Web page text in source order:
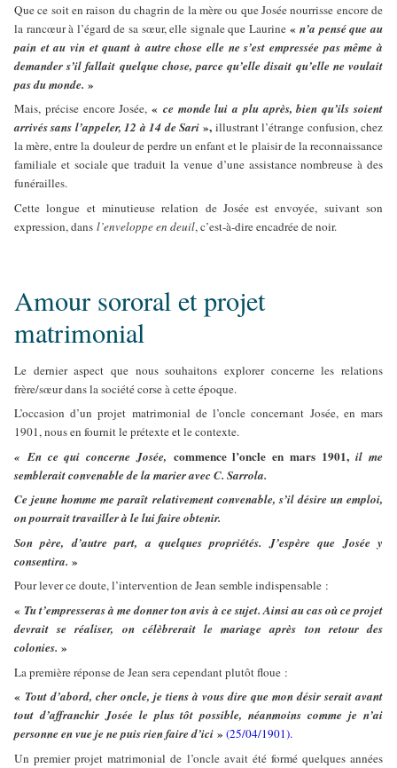
Que ce soit en raison du chagrin de la mère ou que Josée nourrisse encore de
la rancœur à l’égard de sa sœur, elle signale que Laurine «n’a pensé que au
pain et au vin et quant à autre chose elle ne s’est empressée pas même à
demander s’il fallait quelque chose, parce qu’elle disait qu’elle ne voulait
pas du monde. »
Mais, précise encore Josée,« ce monde lui a plu après, bien qu’ils soient
arrivés sans l’appeler, 12 à 14 de Sari», illustrant l’étrange confusion, chez
la mère, entre la douleur de perdre un enfant et le plaisir de la reconnaissance
familiale et sociale que traduit la venue d’une assistance nombreuse à des
funérailles.
Cette longue et minutieuse relation de Josée est envoyée, suivant son
expression, dans l’enveloppe en deuil, c’est-à-dire encadrée de noir.
Amour sororal et projet
matrimonial
Le dernier aspect que nous souhaitons explorer concerne les relations
frère/sœur dans la société corse à cette époque.
L’occasion d’un projet matrimonial de l’oncle concernant Josée, en mars
1901, nous en fournit le prétexte et le contexte.
« En ce qui concerne Josée, commence l’oncle en mars 1901, il me
semblerait convenable de la marier avec C. Sarrola.
Ce jeune homme me paraît relativement convenable, s’il désire un emploi,
on pourrait travailler à le lui faire obtenir.
Son père, d’autre part, a quelques propriétés. J’espère que Josée y
consentira. »
Pour lever ce doute, l’intervention de Jean semble indispensable :
«Tu t’empresseras à me donner ton avis à ce sujet. Ainsi au cas où ce projet
devrait se réaliser, on célèbrerait le mariage après ton retour des
colonies. »
La première réponse de Jean sera cependant plutôt floue :
« Tout d’abord, cher oncle, je tiens à vous dire que mon désir serait avant
tout d’affranchir Josée le plus tôt possible, néanmoins comme je n’ai
personne en vue je ne puis rien faire d’ici » (25/04/1901).
Un premier projet matrimonial de l’oncle avait été formé quelques années